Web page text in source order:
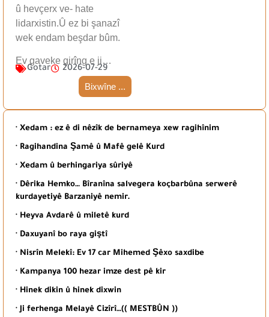
û hevçerx ve- hate
lidarxistin.Û ez bi şanazî
wek endam beşdar bûm.
Ev gaveke girîng e ji…
Gotar 2026-07-29
Bixwîne ...
· Xedam : ez ê di nêzîk de bernameya xew ragihînim
· Ragihandina Şamê û Mafê gelê Kurd
· Xedam û berhingariya sûriyê
· Dêrika Hemko… Bîranîna salvegera koçbarbûna serwerê
kurdayetiyê Barzaniyê nemir.
· Heyva Avdarê û miletê kurd
· Daxuyanî bo raya giştî
· Nisrîn Melekî: Ev 17 car Mihemed Şêxo saxdibe
· Kampanya 100 hezar imze dest pê kir
· Hinek dikin û hinek dixwin
· Ji ferhenga Melayê Cizîrî…(( MESTBÛN ))